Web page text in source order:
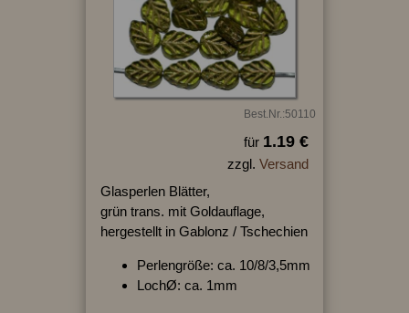
Best.Nr.:50110
für 1.19 €
zzgl. Versand
Glasperlen Blätter,
grün trans. mit Goldauflage,
hergestellt in Gablonz / Tschechien
Perlengröße: ca. 10/8/3,5mm
LochØ: ca. 1mm